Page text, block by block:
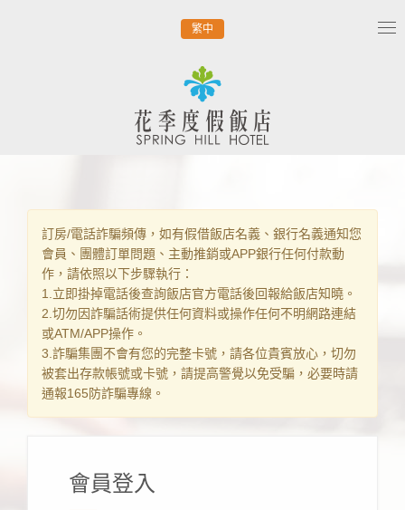
繁中
訂房/電話詐騙頻傳，如有假借飯店名義、銀行名義通知您
會員、團體訂單問題、主動推銷或APP銀行任何付款動
作，請依照以下步驟執行：
1.立即掛掉電話後查詢飯店官方電話後回報給飯店知曉。
2.切勿因詐騙話術提供任何資料或操作任何不明網路連結
或ATM/APP操作。
3.詐騙集團不會有您的完整卡號，請各位貴賓放心，切勿
被套出存款帳號或卡號，請提高警覺以免受騙，必要時請
通報165防詐騙專線。
會員登入